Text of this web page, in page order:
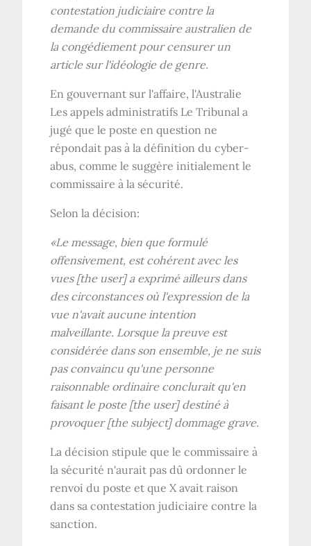
contestation judiciaire contre la
demande du commissaire australien de
la congédiement pour censurer un
article sur l'idéologie de genre.
En gouvernant sur l'affaire, l'Australie
Les appels administratifs Le Tribunal a
jugé que le poste en question ne
répondait pas à la définition du cyber-
abus, comme le suggère initialement le
commissaire à la sécurité.
Selon la décision:
«Le message, bien que formulé
offensivement, est cohérent avec les
vues [the user] a exprimé ailleurs dans
des circonstances où l'expression de la
vue n'avait aucune intention
malveillante. Lorsque la preuve est
considérée dans son ensemble, je ne suis
pas convaincu qu'une personne
raisonnable ordinaire conclurait qu'en
faisant le poste [the user] destiné à
provoquer [the subject] dommage grave.
La décision stipule que le commissaire à
la sécurité n'aurait pas dû ordonner le
renvoi du poste et que X avait raison
dans sa contestation judiciaire contre la
sanction.